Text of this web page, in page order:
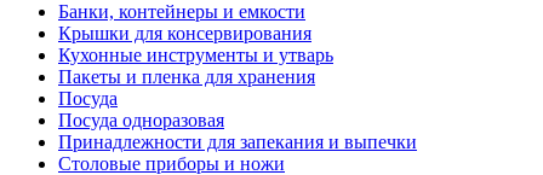
Банки, контейнеры и емкости
Крышки для консервирования
Кухонные инструменты и утварь
Пакеты и пленка для хранения
Посуда
Посуда одноразовая
Принадлежности для запекания и выпечки
Столовые приборы и ножи